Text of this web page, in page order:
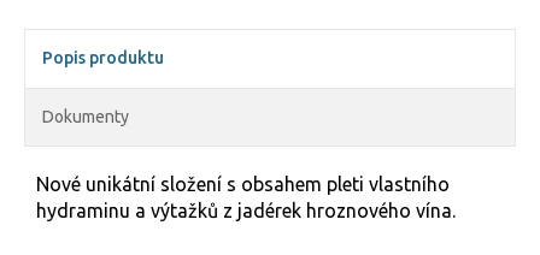
Popis produktu
Dokumenty
Nové unikátní složení s obsahem pleti vlastního
hydraminu a výtažků z jadérek hroznového vína.